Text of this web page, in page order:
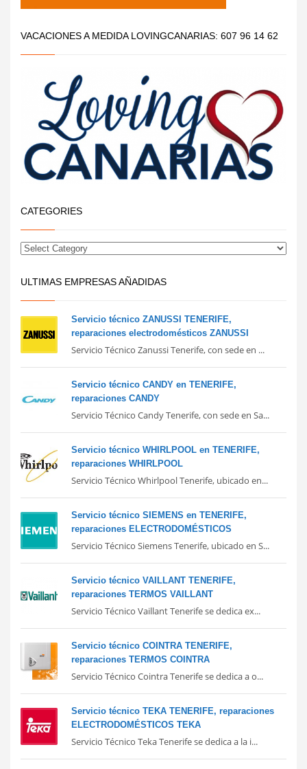
VACACIONES A MEDIDA LOVINGCANARIAS: 607 96 14 62
CATEGORIES
ULTIMAS EMPRESAS AÑADIDAS
Servicio técnico ZANUSSI TENERIFE,
reparaciones electrodomésticos ZANUSSI
Servicio Técnico Zanussi Tenerife, con sede en ...
Servicio técnico CANDY en TENERIFE,
reparaciones CANDY
Servicio Técnico Candy Tenerife, con sede en Sa...
Servicio técnico WHIRLPOOL en TENERIFE,
reparaciones WHIRLPOOL
Servicio Técnico Whirlpool Tenerife, ubicado en...
Servicio técnico SIEMENS en TENERIFE,
reparaciones ELECTRODOMÉSTICOS
Servicio Técnico Siemens Tenerife, ubicado en S...
Servicio técnico VAILLANT TENERIFE,
reparaciones TERMOS VAILLANT
Servicio Técnico Vaillant Tenerife se dedica ex...
Servicio técnico COINTRA TENERIFE,
reparaciones TERMOS COINTRA
Servicio Técnico Cointra Tenerife se dedica a o...
Servicio técnico TEKA TENERIFE, reparaciones
ELECTRODOMÉSTICOS TEKA
Servicio Técnico Teka Tenerife se dedica a la i...